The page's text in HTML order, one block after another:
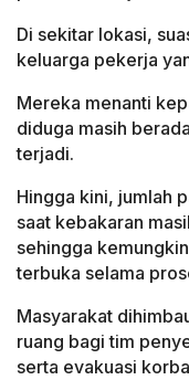
Di sekitar lokasi,
keluarga pekerja
Mereka menanti
diduga masih
terjadi.
Hingga kini, jumlah
saat kebakaran
sehingga
terbuka selama
Masyarakat
ruang bagi tim
serta evakuasi